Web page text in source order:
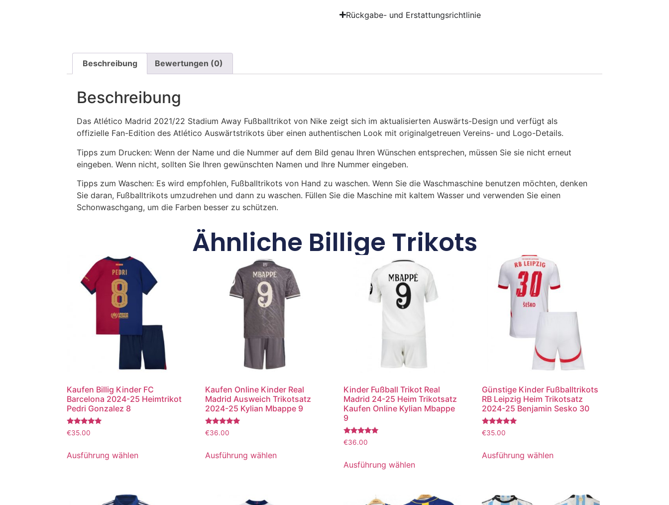
Rückgabe- und Erstattungsrichtlinie
Beschreibung Bewertungen (0)
Beschreibung
Das Atlético Madrid 2021/22 Stadium Away Fußballtrikot von Nike zeigt sich im aktualisierten Auswärts-Design und verfügt als
offizielle Fan-Edition des Atlético Auswärtstrikots über einen authentischen Look mit originalgetreuen Vereins- und Logo-Details.
Tipps zum Drucken: Wenn der Name und die Nummer auf dem Bild genau Ihren Wünschen entsprechen, müssen Sie sie nicht erneut
eingeben. Wenn nicht, sollten Sie Ihren gewünschten Namen und Ihre Nummer eingeben.
Tipps zum Waschen: Es wird empfohlen, Fußballtrikots von Hand zu waschen. Wenn Sie die Waschmaschine benutzen möchten, denken
Sie daran, Fußballtrikots umzudrehen und dann zu waschen. Füllen Sie die Maschine mit kaltem Wasser und verwenden Sie einen
Schonwaschgang, um die Farben besser zu schützen.
Ähnliche Billige Trikots
Kaufen Billig Kinder FC
Barcelona 2024-25 Heimtrikot
Pedri Gonzalez 8
Bewertet
mit
von 5
€35.00
Ausführung wählen
Kaufen Online Kinder Real
Madrid Ausweich Trikotsatz
2024-25 Kylian Mbappe 9
Bewertet
mit
von 5
€36.00
Ausführung wählen
Kinder Fußball Trikot Real
Madrid 24-25 Heim Trikotsatz
Kaufen Online Kylian Mbappe
9
Bewertet
mit
von 5
€36.00
Ausführung wählen
Günstige Kinder Fußballtrikots
RB Leipzig Heim Trikotsatz
2024-25 Benjamin Sesko 30
Bewertet
mit
von 5
€35.00
Ausführung wählen